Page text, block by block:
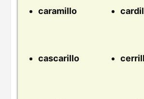
caramillo
cascarillo